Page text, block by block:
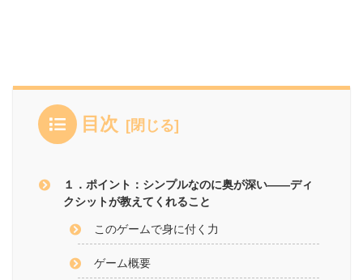
目次
１．ポイント：シンプルなのに奥が深い——ディ
クシットが教えてくれること
このゲームで身に付く力
ゲーム概要